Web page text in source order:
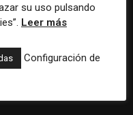
crea un premio
para la mejor
2026
su uso pulsando
Leer más
Configuración de